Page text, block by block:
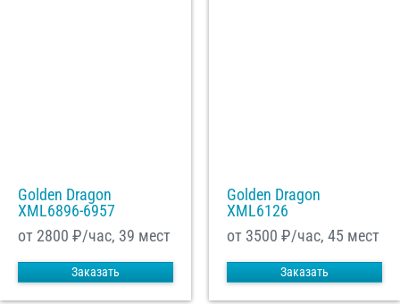
Golden Dragon
XML6896-6957
от 2800 ₽/час, 39 мест
Заказать
Golden Dragon
XML6126
от 3500 ₽/час, 45 мест
Заказать